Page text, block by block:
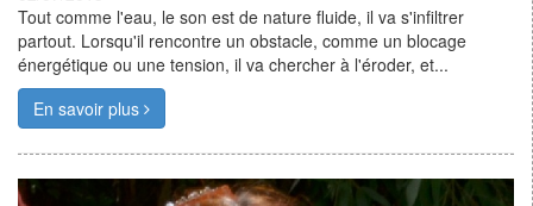
Tout comme l'eau, le son est de nature fluide, il va s'infiltrer
partout. Lorsqu'il rencontre un obstacle, comme un blocage
énergétique ou une tension, il va chercher à l'éroder, et...
En savoir plus